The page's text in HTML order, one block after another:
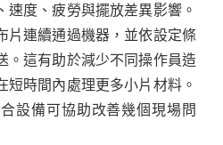
速度、疲勞與擺放差異影響。
片連續通過機器，並依設定條
。這有助於減少不同操作員造
短時間內處理更多小片材料。
設備可協助改善幾個現場問